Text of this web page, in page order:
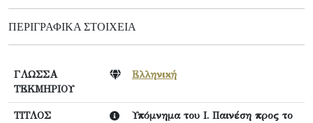
ΠΕΡΙΓΡΑΦΙΚΆ ΣΤΟΙΧΕΊΑ
ΓΛΩΣΣΑ
ΤΕΚΜΗΡΙΟΥ
Ελληνική
ΤΙΤΛΟΣ
Υπόμνημα του Ι. Παινέση προς το